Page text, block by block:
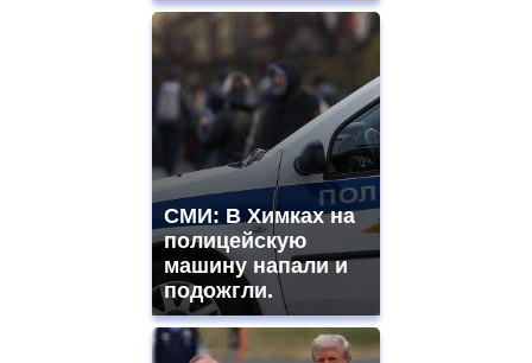
СМИ: В Химках на
полицейскую
машину напали и
подожгли.